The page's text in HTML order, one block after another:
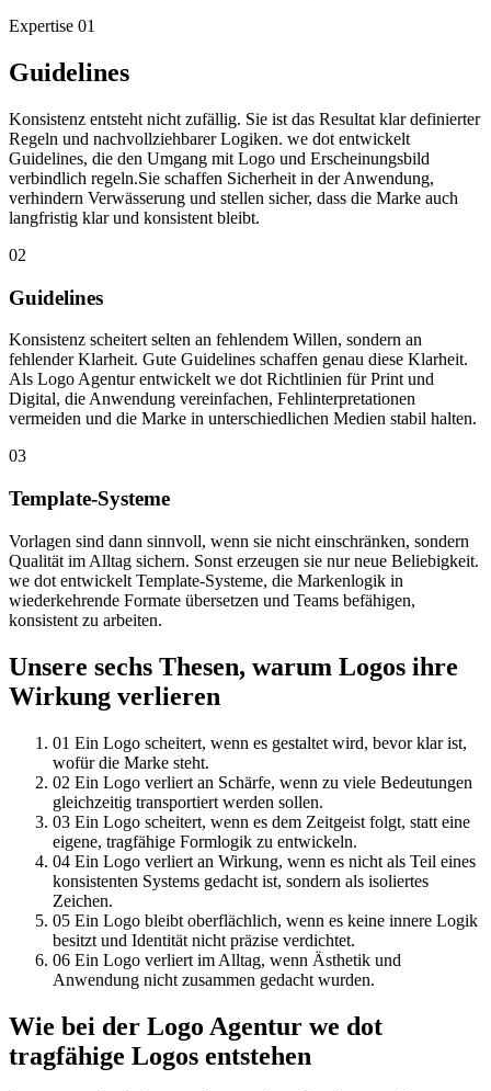
Expertise 01
Guidelines
Konsistenz entsteht nicht zufällig. Sie ist das Resultat klar definierter
Regeln und nachvollziehbarer Logiken. we dot entwickelt
Guidelines, die den Umgang mit Logo und Erscheinungsbild
verbindlich regeln.Sie schaffen Sicherheit in der Anwendung,
verhindern Verwässerung und stellen sicher, dass die Marke auch
langfristig klar und konsistent bleibt.
02
Guidelines
Konsistenz scheitert selten an fehlendem Willen, sondern an
fehlender Klarheit. Gute Guidelines schaffen genau diese Klarheit.
Als Logo Agentur entwickelt we dot Richtlinien für Print und
Digital, die Anwendung vereinfachen, Fehlinterpretationen
vermeiden und die Marke in unterschiedlichen Medien stabil halten.
03
Template-Systeme
Vorlagen sind dann sinnvoll, wenn sie nicht einschränken, sondern
Qualität im Alltag sichern. Sonst erzeugen sie nur neue Beliebigkeit.
we dot entwickelt Template-Systeme, die Markenlogik in
wiederkehrende Formate übersetzen und Teams befähigen,
konsistent zu arbeiten.
Unsere sechs Thesen, warum Logos ihre
Wirkung verlieren
01 Ein Logo scheitert, wenn es gestaltet wird, bevor klar ist,
wofür die Marke steht.
02 Ein Logo verliert an Schärfe, wenn zu viele Bedeutungen
gleichzeitig transportiert werden sollen.
03 Ein Logo scheitert, wenn es dem Zeitgeist folgt, statt eine
eigene, tragfähige Formlogik zu entwickeln.
04 Ein Logo verliert an Wirkung, wenn es nicht als Teil eines
konsistenten Systems gedacht ist, sondern als isoliertes
Zeichen.
05 Ein Logo bleibt oberflächlich, wenn es keine innere Logik
besitzt und Identität nicht präzise verdichtet.
06 Ein Logo verliert im Alltag, wenn Ästhetik und
Anwendung nicht zusammen gedacht wurden.
Wie bei der Logo Agentur we dot
tragfähige Logos entstehen